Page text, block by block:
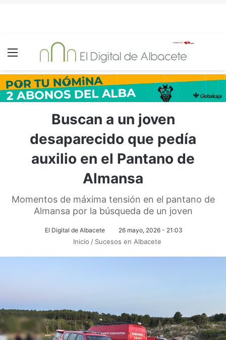
Menú
Buscan a un joven
desaparecido que pedía
auxilio en el Pantano de
Almansa
Momentos de máxima tensión en el pantano de
Almansa por la búsqueda de un joven
El Digital de Albacete 26 mayo, 2026 - 21:03
Inicio / Sucesos en Albacete